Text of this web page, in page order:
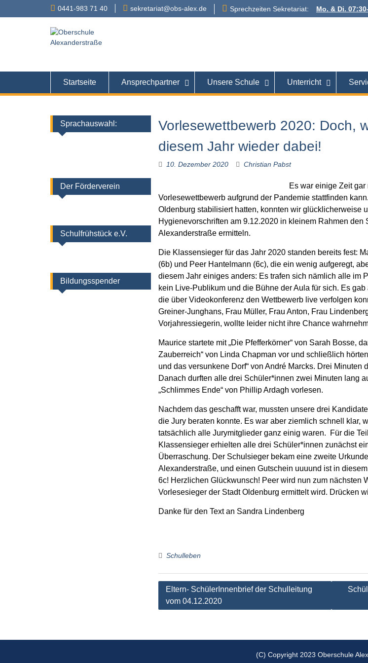
0441-983 71 40 sekretariat@obs-alex.de Sprechzeiten Sekretariat: Mo. & Di.
Startseite Ansprechpartner Unsere Schule Unterricht
Vorlesewettbewerb 2020: Doch,
diesem Jahr wieder dabei!
10. Dezember 2020 Christian Pabst
Es war einige Zeit gar
Vorlesewettbewerb aufgrund der Pandemie stattfinden
Oldenburg stabilisiert hatten, konnten wir glücklicherweise
Hygienevorschriften am 9.12.2020 in kleinem Rahmen den
Alexanderstraße ermitteln.
Die Klassensieger für das Jahr 2020 standen bereits fest:
(6b) und Peer Hantelmann (6c), die ein wenig aufgeregt,
diesem Jahr einiges anders: Es trafen sich nämlich alle im
kein Live-Publikum und die Bühne der Aula für sich. Es
die über Videokonferenz den Wettbewerb live verfolgen
Greiner-Junghans, Frau Müller, Frau Anton, Frau
Vorjahressiegerin, wollte leider nicht ihre Chance
Maurice startete mit „Die Pfefferkörner“ von Sarah Bosse,
Zauberreich“ von Linda Chapman vor und schließlich
und das versunkene Dorf“ von André Marcks. Drei Minuten
Danach durften alle drei Schüler*innen zwei Minuten lang
„Schlimmes Ende“ von Phillip Ardagh vorlesen.
Nachdem das geschafft war, mussten unsere drei
die Jury beraten konnte. Es war aber ziemlich schnell klar,
tatsächlich alle Jurymitglieder ganz einig waren. Für die
Klassensieger erhielten alle drei Schüler*innen zunächst
Überraschung. Der Schulsieger bekam eine zweite
Alexanderstraße, und einen Gutschein uuuund ist in
6c! Herzlichen Glückwunsch! Peer wird nun zum nächsten
Vorlesesieger der Stadt Oldenburg ermittelt wird. Drücken
Danke für den Text an Sandra Lindenberg
Schulleben
Beitragsnavigation
Eltern- SchülerInnenbrief der Schulleitung
vom 04.12.2020
Sprachauswahl:
Der Förderverein
Schulfrühstück e.V.
Bildungsspender
(C) Copyright 2023 Oberschule